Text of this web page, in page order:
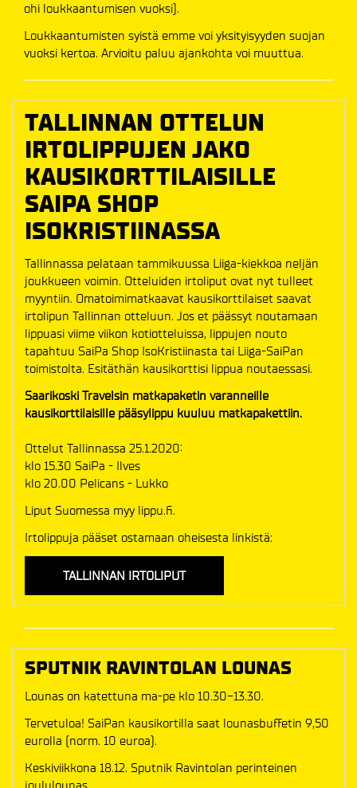
ohi loukkaantumisen vuoksi).
Loukkaantumisten syistä emme voi yksityisyyden suojan
vuoksi kertoa. Arvioitu paluu ajankohta voi muuttua.
TALLINNAN OTTELUN
IRTOLIPPUJEN JAKO
KAUSIKORTTILAISILLE
SAIPA SHOP
ISOKRISTIINASSA
Tallinnassa pelataan tammikuussa Liiga-kiekkoa neljän
joukkueen voimin. Otteluiden irtoliput ovat nyt tulleet
myyntiin. Omatoimimatkaavat kausikorttilaiset saavat
irtolipun Tallinnan otteluun. Jos et päässyt noutamaan
lippuasi viime viikon kotiotteluissa, lippujen nouto
tapahtuu SaiPa Shop IsoKristiinasta tai Liiga-SaiPan
toimistolta. Esitäthän kausikorttisi lippua noutaessasi.
Saarikoski Travelsin matkapaketin varanneille
kausikorttilaisille pääsylippu kuuluu matkapakettiin.
Ottelut Tallinnassa 25.1.2020:
klo 15.30 SaiPa - Ilves
klo 20.00 Pelicans - Lukko
Liput Suomessa myy lippu.fi.
Irtolippuja pääset ostamaan oheisesta linkistä:
TALLINNAN IRTOLIPUT
SPUTNIK RAVINTOLAN LOUNAS
Lounas on katettuna ma-pe klo 10.30-13.30.
Tervetuloa! SaiPan kausikortilla saat lounasbuffetin 9,50
eurolla (norm. 10 euroa).
Keskiviikkona 18.12. Sputnik Ravintolan perinteinen